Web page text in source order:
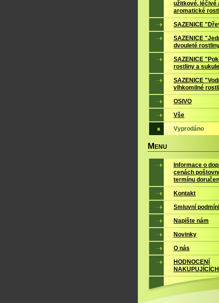
užitkové, léčivé
aromatické
SAZENICE
SAZENICE
dvouleté
SAZENICE
rostliny a
SAZENICE
vlhkomilné
OSIVO
Vše
Vyprodáno
M ENU
Informace o
cenách
termínu
Kontakt
Smluvní
Napište nám
Novinky
O nás
HODNOCENÍ
NAKUPUJÍCÍCH